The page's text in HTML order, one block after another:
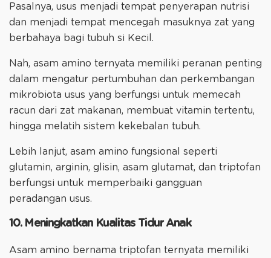
Pasalnya, usus menjadi tempat penyerapan nutrisi
dan menjadi tempat mencegah masuknya zat yang
berbahaya bagi tubuh si Kecil.
Nah, asam amino ternyata memiliki peranan penting
dalam mengatur pertumbuhan dan perkembangan
mikrobiota usus yang berfungsi untuk memecah
racun dari zat makanan, membuat vitamin tertentu,
hingga melatih sistem kekebalan tubuh.
Lebih lanjut, asam amino fungsional seperti
glutamin, arginin, glisin, asam glutamat, dan triptofan
berfungsi untuk memperbaiki gangguan
peradangan usus.
10. Meningkatkan Kualitas Tidur Anak
Asam amino bernama triptofan ternyata memiliki